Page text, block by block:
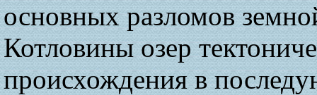
основных разломов
Котловины озер
происхождения в